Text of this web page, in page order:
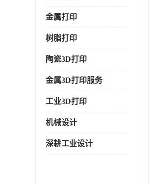
金属打印
树脂打印
陶瓷3D打印
金属3D打印服务
工业3D打印
机械设计
深耕工业设计